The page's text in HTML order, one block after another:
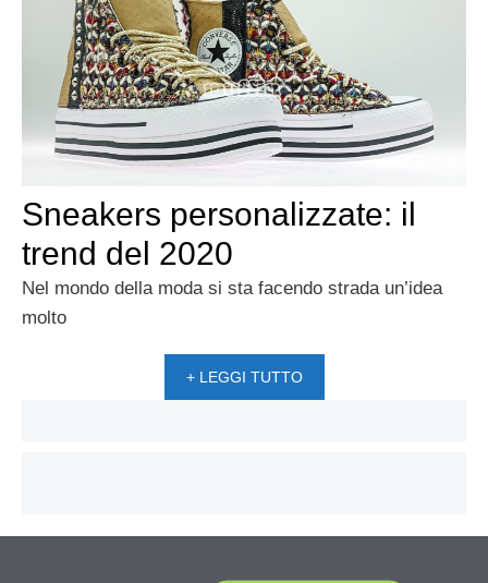
Sneakers personalizzate: il
trend del 2020
Nel mondo della moda si sta facendo strada un’idea
molto
+ LEGGI TUTTO